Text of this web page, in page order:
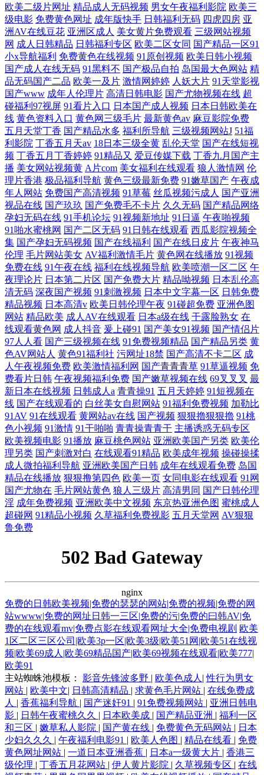
欧美二级片网址 精品成人无码视频 男女午夜福利影院 欧美三
级电影 免费黄色网址 成年版快手 日韩福利无码 四虎四房 亚
洲AV在线豆花 亚洲区成人 美女黄片免费观看 三级网站视频
网 成人日韩精品 日韩福利专区 欧美二区女同 国产精品一区91
小x导航福利 免费黄色在线视频 91原创视频 欧美日韩小视频
国产成人在线无码 91黑料不 国产极品自拍 岛国最大色网站 精
品无码国产二品 欧美一及片 激情网婷婷 人妖大片 91天堂影视
国产www 成年人伦理片 高清日韩电影 国产尤物视频在线 超
碰福利97视屏 91看片入口 日本国产成人视频 日本日韩欧美在
线 黄色资料入口 黄色网三级毛片 最新黄色av 麻豆影院免费
五月天堂丁香 国产精品水多 福利所导航 三级视频网站J 51福
利影院 丁香五月天av 18日本三级全黄 乱伦天堂 国产在线短视
频 丁香五月丁香婷婷 91精品又 爱豆传媒下载 丁香九月国产主
播 美女网站视频黄 A片com 美女福利在线观看 狼人激情网 伦
理片香港 极品福利导航 黄色三级最新免费 91嫩草国产 午夜成
年人网站 免费国产高清视频 91草莓 丝瓜视频污成人 国产亚洲
视品在线 国产玖玖 国产免费毛不卡片 久久无码 国产精品网络
孕妇无码在线 91手机论坛 91视频新地址 91日逼 午夜啪视频
91啪水蜜桃网 国产二区无码 91日韩在线观看 西瓜影院视频全
集 国产孕妇无码视频 国产在线福利 国产在线日皮片 午夜神马
伦理 毛片网站美女 AV福利激情毛片 黄色网在线播放 91视频
免费在线 91午夜在线 福利在线视频导航 欧美喷潮一区二区 午
夜理论片 日本第二片区 国产免费大片 精品呦视频 日本乱伦高
清无码 深夜国产视频 91刺激视频 日本中文字幕一区 日韩免费
精品视频 日本高清v 欧美日韩伦理午夜 91碰超免费 亚洲色图
网站 精品欧美 成人AV在线观看 日本a级在线 干露脸熟女 在
线观看黄色网 成人抖音 爰上碰91 国产美女91视频 国产情侣片
97人人看 国产三级视频在线 91免费视频精品 国产精品另类 黄
色AV网站人 黄色91福利社 污网址18禁 国产高清不卡二区 成
人午夜视频免费 欧美激情福利网 国产青青青草 91草逼视频 免
费看片日韩 午夜视频福利免费 国产嫩草视频在线 69叉叉叉 最
新日本在线视频 日韩成人a 青青操91 五月天婷婷 91短视频在
线 国产在线观看的 白丝美女自慰网站 91福利免费视频 加勒比
91AV 91在线观看 黄网站av在线 国产视频 狠狠擼狠狠擼 91桃
色小视频 91激情 91干啪啪 青青操青青干 主播诱惑无码专区
欧美视频电影 91播放 麻豆桃色网站 亚洲欧美国产另类 欧美伦
理另类 国产刺激对白 在线观看91精品 欧美成年视频 操碰操揉
成人微拍福利导航 亚洲欧美国产日韩 成年在线观看免费 岛国
精品在线播放 狠狠撸第四色 欧美一页 女同电影在线观看 91网
国产尤物在 毛片网站黄色 狼人三级片 高清男同 国产日韩伦理
淫 成年免费视频 亚洲欧美中文视频 东京热亚洲色图 蜜桃成人
超碰网 91精品小视频 久草福利免费视影 五月天堂网 AV狠狠
鲁免费
502 Bad Gateway
nginx
免费的日韩欧美视频|免费的瑟瑟的网站|免费的视频|免费的网
站wwww|免费的网址日韩一三区|免费的污|免费的曰韩AV|免
费的在线观看mv|免费点影在线观看网址大全|免费电视剧 欧美
1区二区三区公司|欧美3p一区|欧美3级|欧美51网|欧美51在线视
频|欧美69成人|欧美69精品国产|欧美69视频在线观看|欧美777|
欧美91
主站蜘蛛池模板： 影音先锋波多野 | 欧美色成人 |性行为男女
网站 | 欧美中文| 日韩高清精品 | 求黄色毛片网站 | 在线免费成
人 | 香蕉福利导航 | 国产迷奸91 | 91免费视频网站 | 亚洲日韩电
影 | 日韩午夜蜜桃久久 | 日本欧美成 | 国产精品亚洲 | 福利一区
和三区 | 嫩草私人影院 | 国产黄在线 | 免费黄色无码网站 | 日本
少妇久久久 | 午夜福利电影91 | 欧美人色图 | 精品在线看 | 免费
黄色网址网站 | 一道日本亚洲香蕉 | 日本a一级黄大片 | 香港三
级伦理 | 丁香五月花网站 | 伊人黄片影院 | 久草视频专区 | 在线